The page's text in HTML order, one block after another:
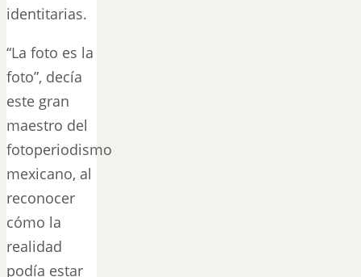
identitarias.
“La foto es la
foto”, decía
este gran
maestro del
fotoperiodismo
mexicano, al
reconocer
cómo la
realidad
podía estar